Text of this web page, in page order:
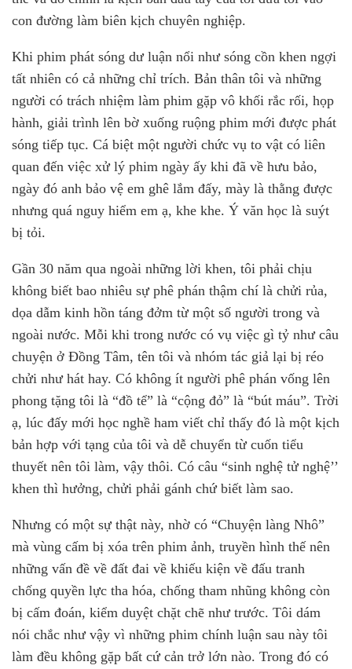
con đường làm biên kịch chuyên nghiệp.
Khi phim phát sóng dư luận nổi như sóng cồn khen ngợi
tất nhiên có cả những chỉ trích. Bản thân tôi và những
người có trách nhiệm làm phim gặp vô khối rắc rối, họp
hành, giải trình lên bờ xuống ruộng phim mới được phát
sóng tiếp tục. Cá biệt một người chức vụ to vật có liên
quan đến việc xử lý phim ngày ấy khi đã về hưu bảo,
ngày đó anh bảo vệ em ghê lắm đấy, mày là thằng được
nhưng quá nguy hiểm em ạ, khe khe. Ý văn học là suýt
bị tỏi.
Gần 30 năm qua ngoài những lời khen, tôi phải chịu
không biết bao nhiêu sự phê phán thậm chí là chửi rủa,
dọa dẫm kinh hồn táng đởm từ một số người trong và
ngoài nước. Mỗi khi trong nước có vụ việc gì tỷ như câu
chuyện ở Đồng Tâm, tên tôi và nhóm tác giả lại bị réo
chửi như hát hay. Có không ít người phê phán vống lên
phong tặng tôi là “đồ tể” là “cộng đỏ” là “bút máu”. Trời
ạ, lúc đấy mới học nghề ham viết chỉ thấy đó là một kịch
bản hợp với tạng của tôi và dễ chuyển từ cuốn tiểu
thuyết nên tôi làm, vậy thôi. Có câu “sinh nghệ tử nghệ’’
khen thì hưởng, chửi phải gánh chứ biết làm sao.
Nhưng có một sự thật này, nhờ có “Chuyện làng Nhô”
mà vùng cấm bị xóa trên phim ảnh, truyền hình thế nên
những vấn đề về đất đai về khiếu kiện về đấu tranh
chống quyền lực tha hóa, chống tham nhũng không còn
bị cấm đoán, kiểm duyệt chặt chẽ như trước. Tôi dám
nói chắc như vậy vì những phim chính luận sau này tôi
làm đều không gặp bất cứ cản trở lớn nào. Trong đó có